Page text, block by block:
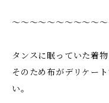
〜〜〜〜〜〜〜〜〜〜
タンスに眠っていた着
そのため布がデリケー
い。